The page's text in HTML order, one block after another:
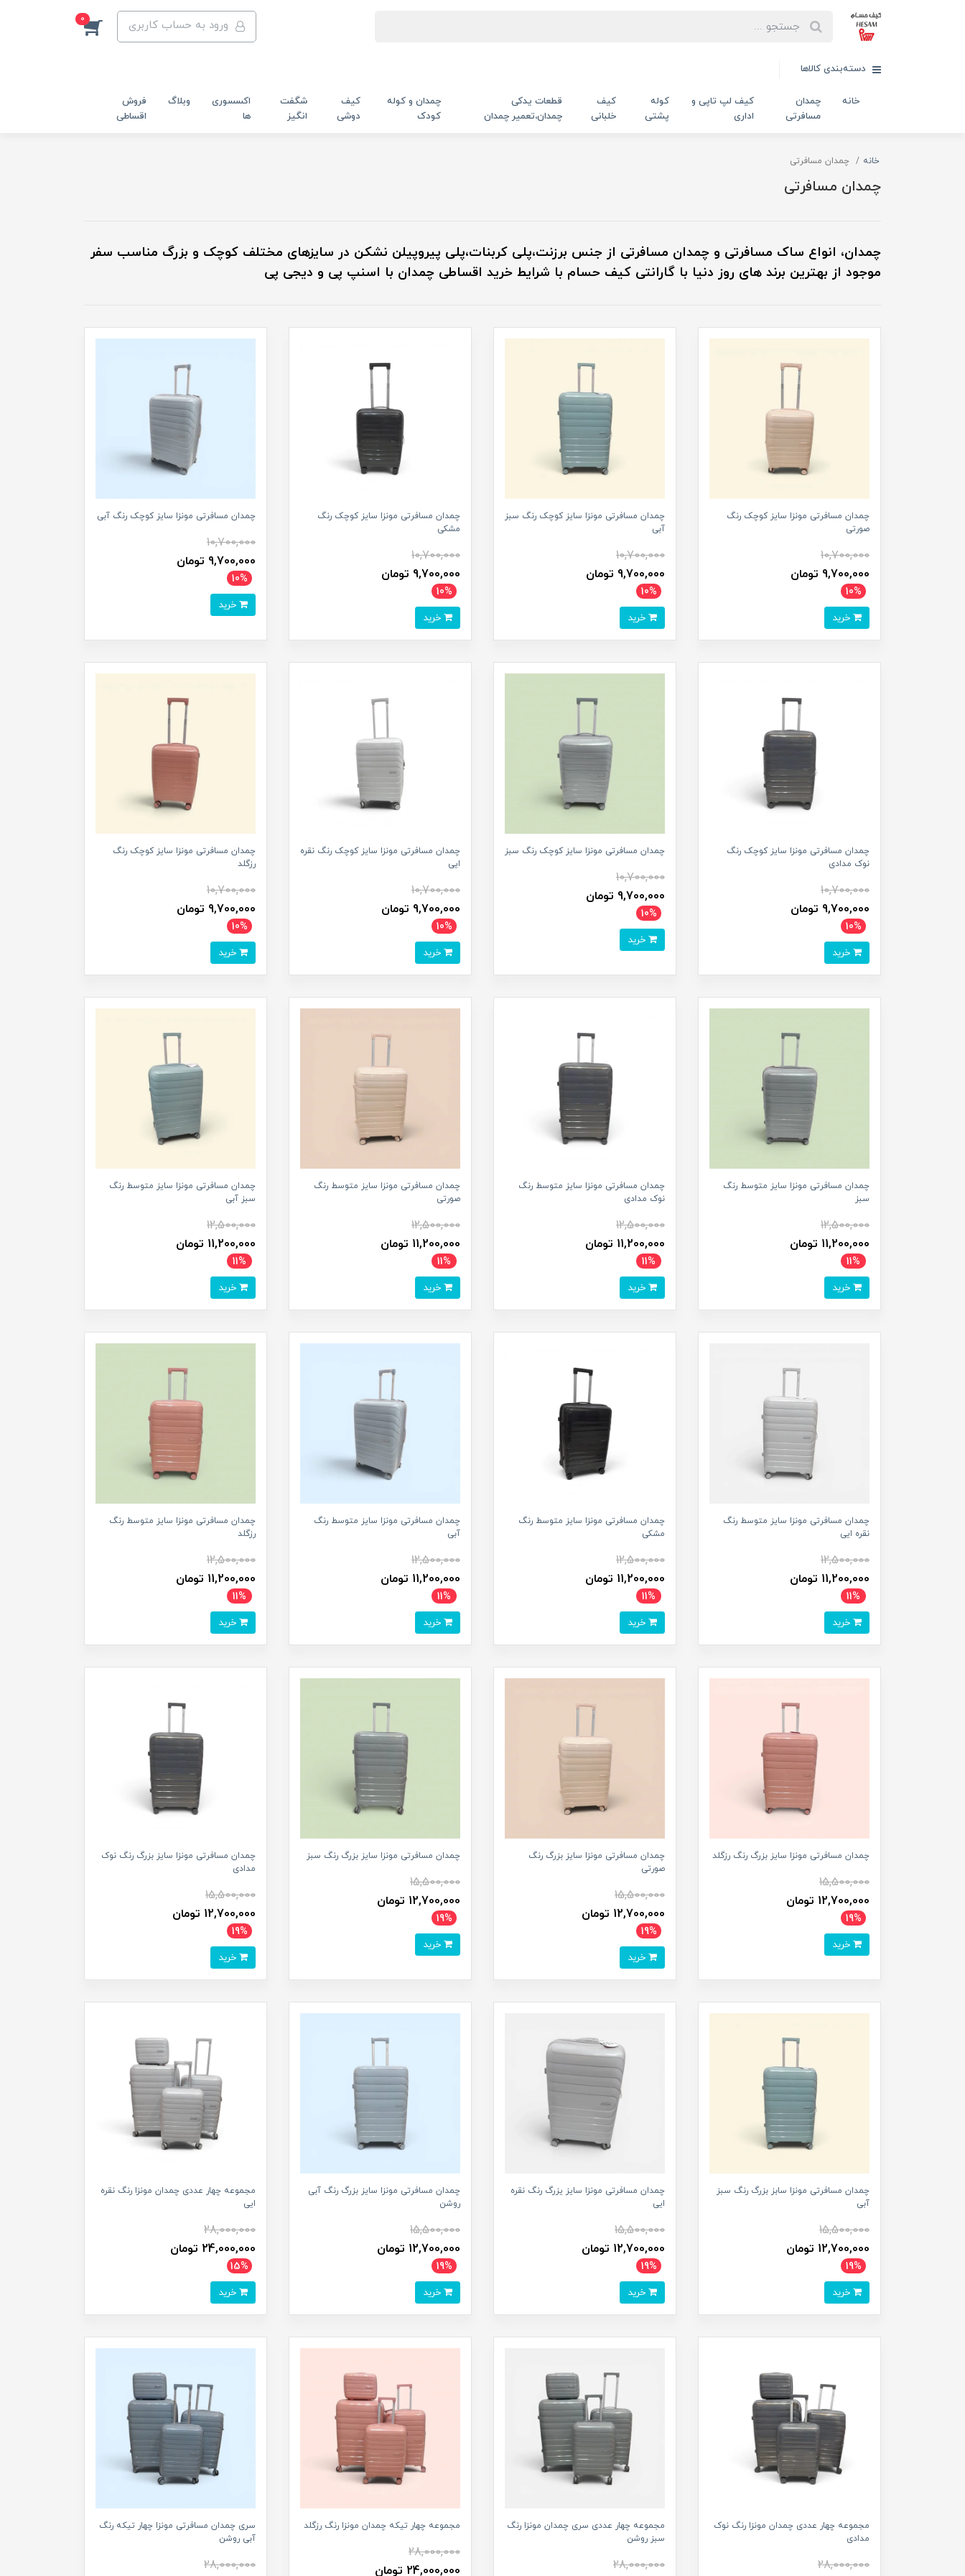
ورود به حساب کاربری 0
دسته‌بندی کالاها
خانه
چمدان
مسافرتی
کیف لپ تاپی و
اداری
کوله
پشتی
کیف
خلبانی
قطعات یدکی
چمدان،تعمیر چمدان
چمدان و کوله
کودک
کیف
دوشی
شگفت
انگیز
اکسسوری
ها
وبلاگ
فروش
اقساطی
خانه چمدان مسافرتی
چمدان مسافرتی
چمدان، انواع ساک مسافرتی و چمدان مسافرتی از جنس برزنت،پلی کربنات،پلی پیروپیلن نشکن در سایزهای مختلف کوچک و بزرگ مناسب سفر
موجود از بهترین برند های روز دنیا با گارانتی کیف حسام با شرایط خرید اقساطی چمدان با اسنپ پی و دیجی پی
چمدان مسافرتی مونزا سایز کوچک رنگ
صورتی
10,700,000
9,700,000 تومان
10%
چمدان مسافرتی مونزا سایز کوچک رنگ سبز
آبی
10,700,000
9,700,000 تومان
10%
چمدان مسافرتی مونزا سایز کوچک رنگ
مشکی
10,700,000
9,700,000 تومان
10%
چمدان مسافرتی مونزا سایز کوچک رنگ آبی
10,700,000
9,700,000 تومان
10%
چمدان مسافرتی مونزا سایز کوچک رنگ
نوک مدادی
10,700,000
9,700,000 تومان
10%
چمدان مسافرتی مونزا سایز کوچک رنگ سبز
10,700,000
9,700,000 تومان
10%
چمدان مسافرتی مونزا سایز کوچک رنگ نقره
ایی
10,700,000
9,700,000 تومان
10%
چمدان مسافرتی مونزا سایز کوچک رنگ
رزگلد
10,700,000
9,700,000 تومان
10%
چمدان مسافرتی مونزا سایز متوسط رنگ
سبز
12,500,000
11,200,000 تومان
11%
چمدان مسافرتی مونزا سایز متوسط رنگ
نوک مدادی
12,500,000
11,200,000 تومان
11%
چمدان مسافرتی مونزا سایز متوسط رنگ
صورتی
12,500,000
11,200,000 تومان
11%
چمدان مسافرتی مونزا سایز متوسط رنگ
سبز آبی
12,500,000
11,200,000 تومان
11%
چمدان مسافرتی مونزا سایز متوسط رنگ
نقره ایی
12,500,000
11,200,000 تومان
11%
چمدان مسافرتی مونزا سایز متوسط رنگ
مشکی
12,500,000
11,200,000 تومان
11%
چمدان مسافرتی مونزا سایز متوسط رنگ
آبی
12,500,000
11,200,000 تومان
11%
چمدان مسافرتی مونزا سایز متوسط رنگ
رزگلد
12,500,000
11,200,000 تومان
11%
چمدان مسافرتی مونزا سایز بزرگ رنگ رزگلد
15,500,000
12,700,000 تومان
19%
چمدان مسافرتی مونزا سایز بزرگ رنگ
صورتی
15,500,000
12,700,000 تومان
19%
چمدان مسافرتی مونزا سایز بزرگ رنگ سبز
15,500,000
12,700,000 تومان
19%
چمدان مسافرتی مونزا سایز بزرگ رنگ نوک
مدادی
15,500,000
12,700,000 تومان
19%
چمدان مسافرتی مونزا سابز بزرگ رنگ سبز
آبی
15,500,000
12,700,000 تومان
19%
چمدان مسافرتی مونزا سایز یزرگ رنگ نقره
ایی
15,500,000
12,700,000 تومان
19%
چمدان مسافرتی مونزا سایز بزرگ رنگ آبی
روشن
15,500,000
12,700,000 تومان
19%
مجموعه چهار عددی چمدان مونزا رنگ نقره
ایی
28,000,000
24,000,000 تومان
15%
مجموعه چهار عددی چمدان مونزا رنگ نوک
مدادی
28,000,000
مجموعه چهار عددی سری چمدان مونزا رنگ
سبز روشن
28,000,000
مجموعه چهار تیکه چمدان مونزا رنگ رزگلد
28,000,000
24,000,000 تومان
سری چمدان مسافرتی مونزا چهار تیکه رنگ
آبی روشن
28,000,000